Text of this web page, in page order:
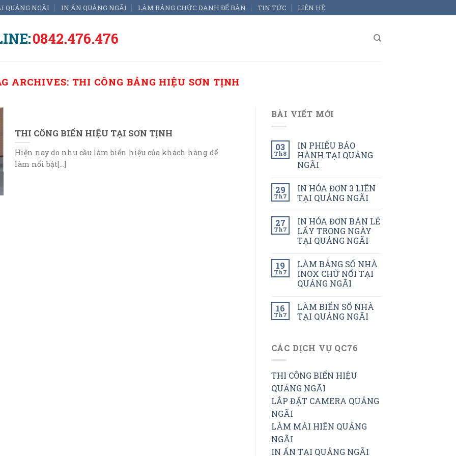
QUẢNG NGÃI IN ẤN QUẢNG NGÃI LÀM BẢNG CHỨC DANH ĐỂ BÀN TIN TỨC LIÊN HỆ
0842.476.476
ARCHIVES: THI CÔNG BẢNG HIỆU SƠN TỊNH
THI CÔNG BIỂN HIỆU TẠI SƠN TỊNH
Hiện nay do nhu cầu làm biển hiệu của khách hàng để
làm nổi bật[...]
BÀI VIẾT MỚI
03
Th8
IN PHIẾU BẢO
HÀNH TẠI QUẢNG
NGÃI
29
Th7
IN HÓA ĐƠN 3 LIÊN
TẠI QUẢNG NGÃI
27
Th7
IN HÓA ĐƠN BÁN LẺ
LẤY TRONG NGÀY
TẠI QUẢNG NGÃI
19
Th7
LÀM BẢNG SỐ NHÀ
INOX CHỮ NỔI TẠI
QUẢNG NGÃI
16
Th7
LÀM BIỂN SỐ NHÀ
TẠI QUẢNG NGÃI
CÁC DỊCH VỤ QC76
THI CÔNG BIỂN HIỆU
QUẢNG NGÃI
LẮP ĐẶT CAMERA QUẢNG
NGÃI
LÀM MÁI HIÊN QUẢNG
NGÃI
IN ẤN TẠI QUẢNG NGÃI